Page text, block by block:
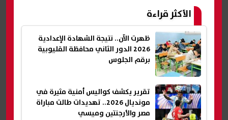
الأكثر قراءة
ظهرت الآن.. نتيجة الشهادة الإعدادية
2026 الدور الثاني محافظة القليوبية
برقم الجلوس
تقرير يكشف كواليس أمنية مثيرة في
مونديال 2026.. تهديدات طالت مباراة
مصر والأرجنتين وميسي